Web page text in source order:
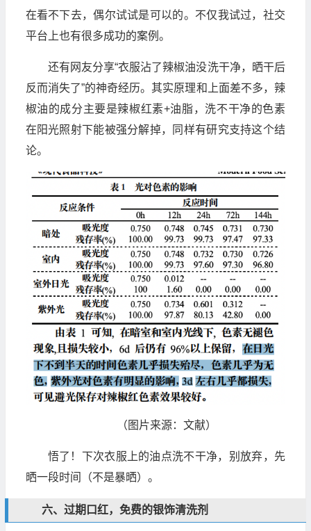
在看不下去，偶尔试试是可以的。不仅我试过，社交
平台上也有很多成功的案例。
还有网友分享“衣服沾了辣椒油没洗干净，晒干后
反而消失了”的神奇经历。其实原理和上面差不多，辣
椒油的成分主要是辣椒红素+油脂，洗不干净的色素
在阳光照射下能被强分解掉，同样有研究支持这个结
论。
（图片来源：文献）
悟了！下次衣服上的油点洗不干净，别放弃，先
晒一段时间（不是暴晒）。
六、过期口红，免费的银饰清洗剂